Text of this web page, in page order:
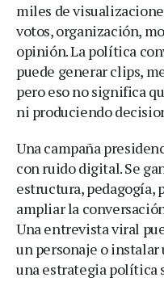
miles de
votos, organización,
opinión. La política
puede generar clips,
pero eso no significa
ni produciendo
Una campaña
con ruido digital. Se
estructura, pedagogía,
ampliar la
Una entrevista viral
un personaje o
una estrategia política